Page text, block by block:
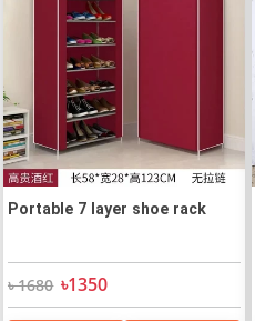
Portable 7 layer shoe rack
৳ 1680 ৳1350